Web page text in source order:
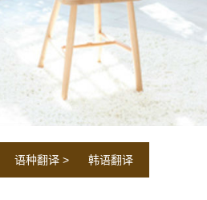
语种翻译 > 韩语翻译